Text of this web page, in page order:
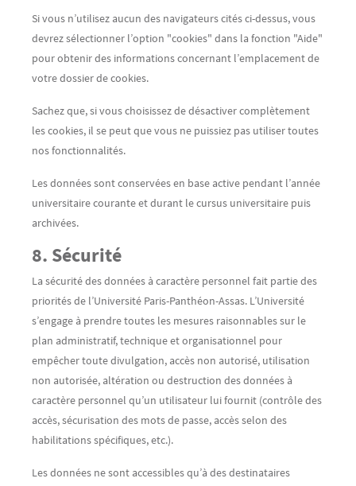
Si vous n’utilisez aucun des navigateurs cités ci-dessus, vous
devrez sélectionner l’option "cookies" dans la fonction "Aide"
pour obtenir des informations concernant l’emplacement de
votre dossier de cookies.
Sachez que, si vous choisissez de désactiver complètement
les cookies, il se peut que vous ne puissiez pas utiliser toutes
nos fonctionnalités.
Les données sont conservées en base active pendant l’année
universitaire courante et durant le cursus universitaire puis
archivées.
8. Sécurité
La sécurité des données à caractère personnel fait partie des
priorités de l’Université Paris-Panthéon-Assas. L’Université
s’engage à prendre toutes les mesures raisonnables sur le
plan administratif, technique et organisationnel pour
empêcher toute divulgation, accès non autorisé, utilisation
non autorisée, altération ou destruction des données à
caractère personnel qu’un utilisateur lui fournit (contrôle des
accès, sécurisation des mots de passe, accès selon des
habilitations spécifiques, etc.).
Les données ne sont accessibles qu’à des destinataires